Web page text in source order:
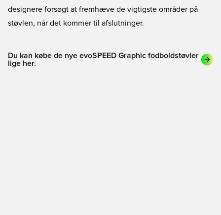
designere forsøgt at fremhæve de vigtigste områder på
støvlen, når det kommer til afslutninger.
Du kan købe de nye evoSPEED Graphic fodboldstøvler
lige her.